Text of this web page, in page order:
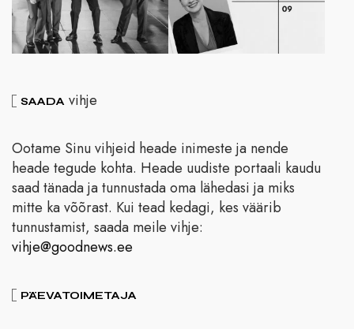
SAADA vihje
Ootame Sinu vihjeid heade inimeste ja nende
heade tegude kohta. Heade uudiste portaali kaudu
saad tänada ja tunnustada oma lähedasi ja miks
mitte ka võõrast. Kui tead kedagi, kes väärib
tunnustamist, saada meile vihje:
vihje@goodnews.ee
PÄEVATOIMETAJA